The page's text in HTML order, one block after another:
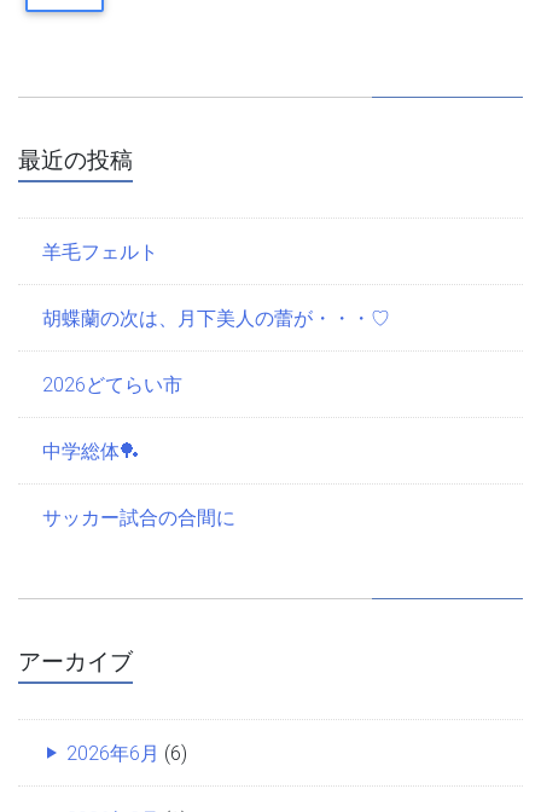
最近の投稿
羊毛フェルト
胡蝶蘭の次は、月下美人の蕾が・・・♡
2026どてらい市
中学総体🏓
サッカー試合の合間に
アーカイブ
2026年6月 (6)